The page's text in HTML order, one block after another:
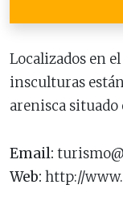
Localizados en
insculturas
arenisca situado
Email:
Web: http://